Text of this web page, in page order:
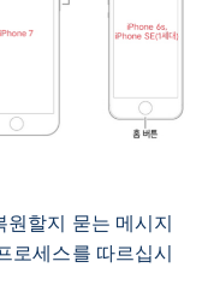
할지 묻는 메시지
로세스를 따르십시